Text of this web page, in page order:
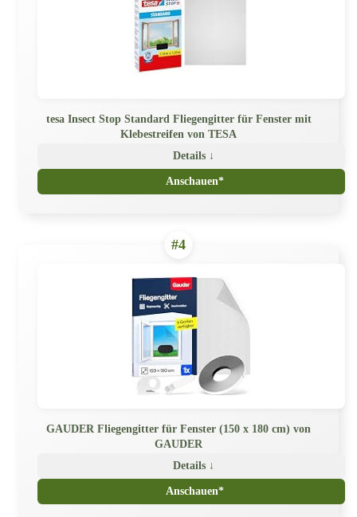
tesa Insect Stop Standard Fliegengitter für Fenster mit
Klebestreifen von TESA
Details ↓
Anschauen*
#4
GAUDER Fliegengitter für Fenster (150 x 180 cm) von
GAUDER
Details ↓
Anschauen*